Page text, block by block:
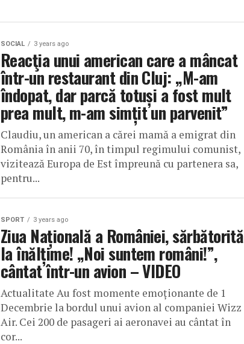
SOCIAL 3 years ago
Reacţia unui american care a mâncat
într-un restaurant din Cluj: „M-am
îndopat, dar parcă totuși a fost mult
prea mult, m-am simțit un parvenit”
Claudiu, un american a cărei mamă a emigrat din
România în anii 70, în timpul regimului comunist,
vizitează Europa de Est împreună cu partenera sa,
pentru...
SPORT 3 years ago
Ziua Națională a României, sărbătorită
la înălțime! „Noi suntem români!”,
cântat într-un avion – VIDEO
Actualitate Au fost momente emoționante de 1
Decembrie la bordul unui avion al companiei Wizz
Air. Cei 200 de pasageri ai aeronavei au cântat în
cor...